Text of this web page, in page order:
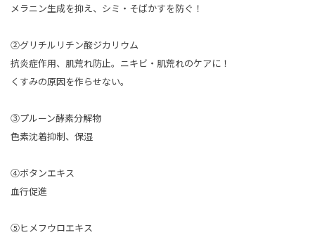
メラニン生成を抑え、シミ・そばかすを防ぐ！
➁グリチルリチン酸ジカリウム
抗炎症作用、肌荒れ防止。ニキビ・肌荒れのケアに！
くすみの原因を作らせない。
③プルーン酵素分解物
色素沈着抑制、保湿
④ボタンエキス
血行促進
⑤ヒメフウロエキス